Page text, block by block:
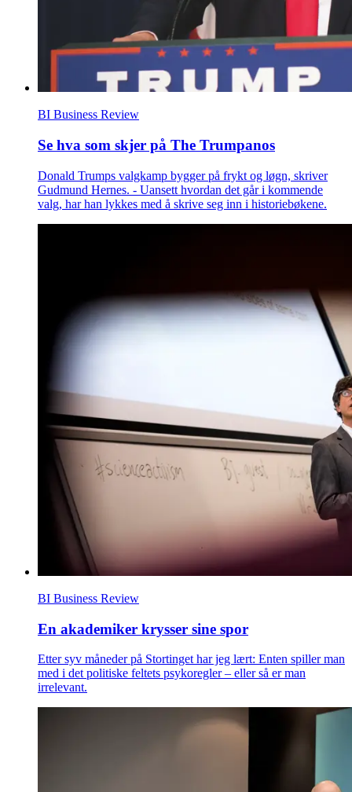
BI Business Review
Se hva som skjer på The Trumpanos
Donald Trumps valgkamp bygger på frykt og løgn, skriver
Gudmund Hernes. - Uansett hvordan det går i kommende
valg, har han lykkes med å skrive seg inn i historiebøkene.
BI Business Review
En akademiker krysser sine spor
Etter syv måneder på Stortinget har jeg lært: Enten spiller man
med i det politiske feltets psykoregler – eller så er man
irrelevant.